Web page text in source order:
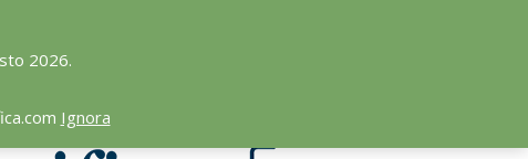
2026.
Ignora